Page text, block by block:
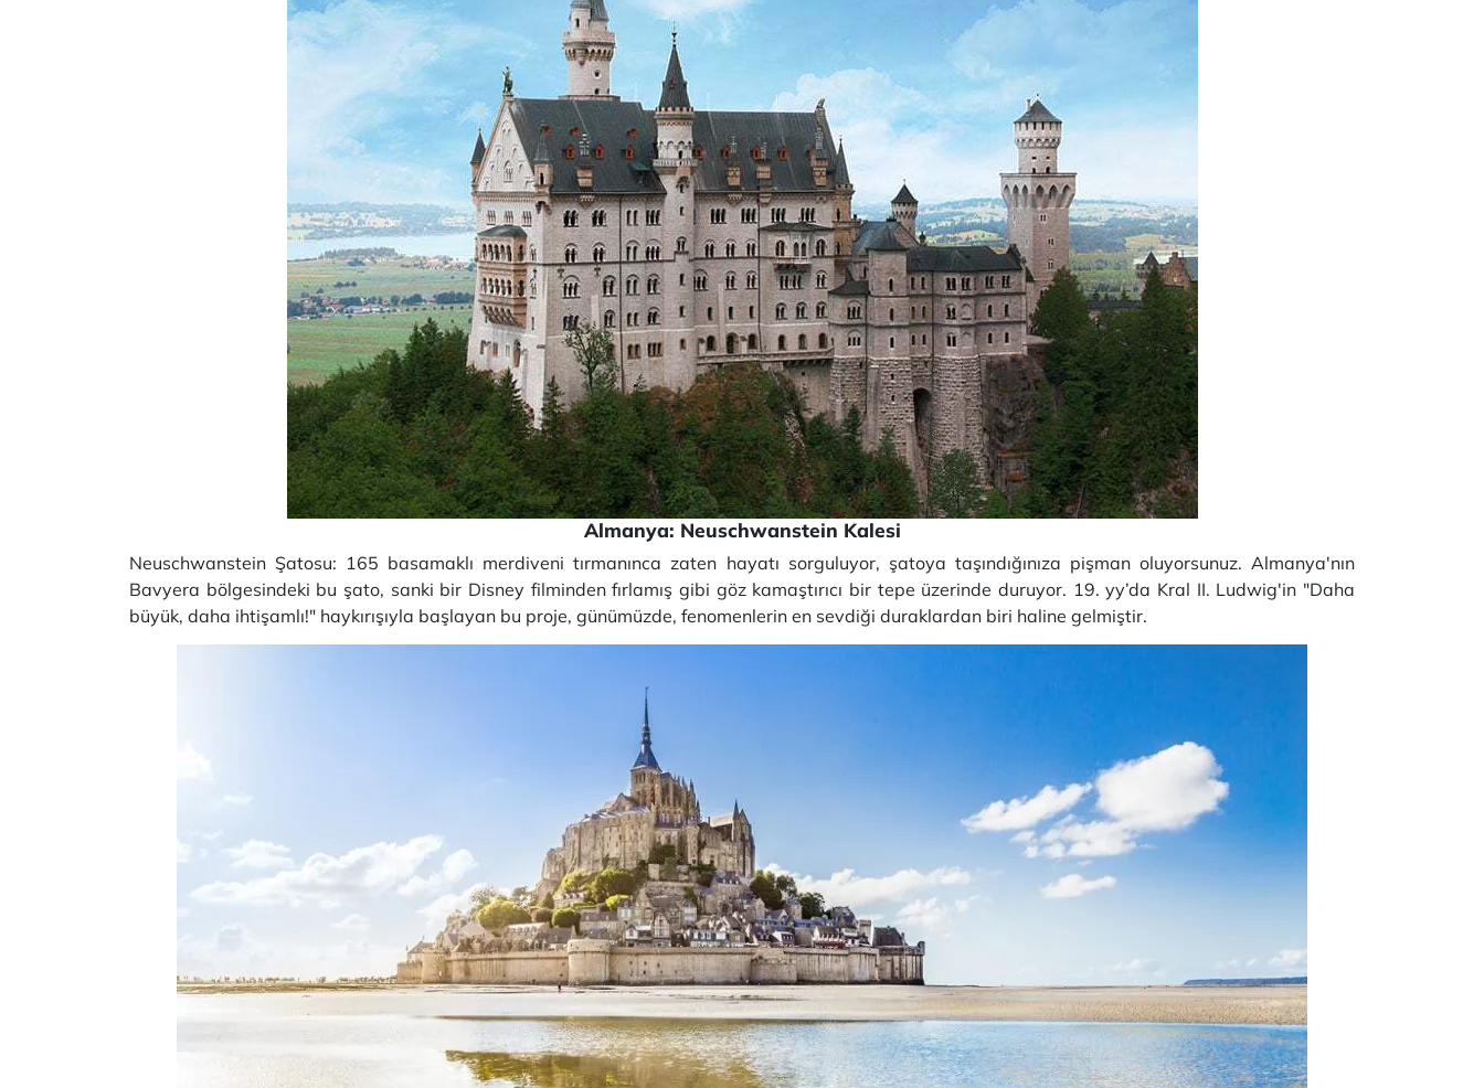
Almanya: Neuschwanstein Kalesi
Neuschwanstein Şatosu: 165 basamaklı merdiveni tırmanınca zaten hayatı sorguluyor, şatoya taşındığınıza pişman oluyorsunuz. Almanya'nın
Bavyera bölgesindeki bu şato, sanki bir Disney filminden fırlamış gibi göz kamaştırıcı bir tepe üzerinde duruyor. 19. yy’da Kral II. Ludwig'in "Daha
büyük, daha ihtişamlı!" haykırışıyla başlayan bu proje, günümüzde, fenomenlerin en sevdiği duraklardan biri haline gelmiştir.